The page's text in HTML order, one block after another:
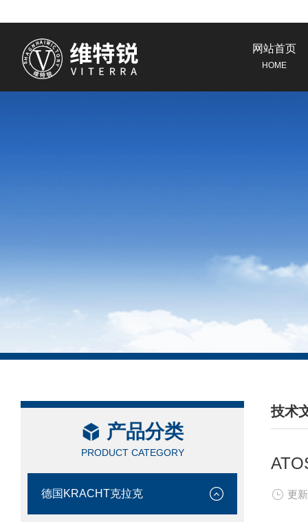
网站首页
HOME
产品分类
PRODUCT CATEGORY
德国KRACHT克拉克
技术
/
更